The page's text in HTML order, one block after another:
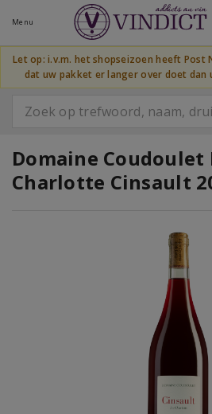
Menu
Let op: i.v.m. het shopseizoen heeft Post
dat uw pakket er langer over doet dan
Domaine Coudoulet
Charlotte Cinsault